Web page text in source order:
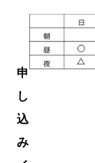
申
し
込
み